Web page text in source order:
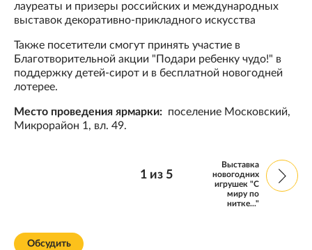
лауреаты и призеры российских и международных
выставок декоративно-прикладного искусства
Также посетители смогут принять участие в
Благотворительной акции "Подари ребенку чудо!" в
поддержку детей-сирот и в бесплатной новогодней
лотерее.
Место проведения ярмарки: поселение Московский,
Микрорайон 1, вл. 49.
1из 5
Выставка
новогодних
игрушек "С
миру по
нитке..."
Обсудить